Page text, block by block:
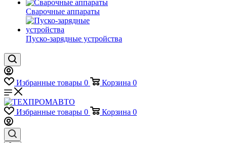
Сварочные аппараты
Пуско-зарядные устройства
Избранные товары 0 Корзина 0
Избранные товары 0 Корзина 0